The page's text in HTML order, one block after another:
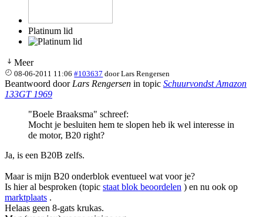
Platinum lid
Meer
08-06-2011 11:06 #103637 doorLars Rengersen
Beantwoord door Lars Rengersen in topic Schuurvondst Amazon
133GT 1969
"Boele Braaksma" schreef:
Mocht je besluiten hem te slopen heb ik wel interesse in
de motor, B20 right?
Ja, is een B20B zelfs.
Maar is mijn B20 onderblok eventueel wat voor je?
Is hier al besproken (topic staat blok beoordelen ) en nu ook op
marktplaats .
Helaas geen 8-gats krukas.